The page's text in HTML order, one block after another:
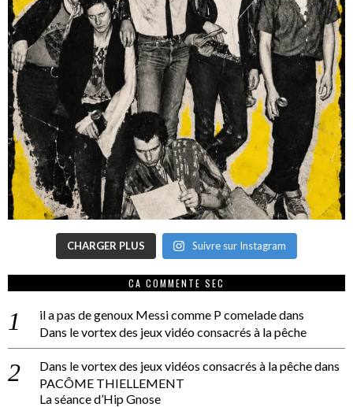
CHARGER PLUS Suivre sur Instagram
CA COMMENTE SEC
il a pas de genoux Messi comme P comeladedans
Dans le vortex des jeux vidéo consacrés à la pêche
Dans le vortex des jeux vidéos consacrés à la pêchedans
PACÔME THIELLEMENT
La séance d’Hip Gnose